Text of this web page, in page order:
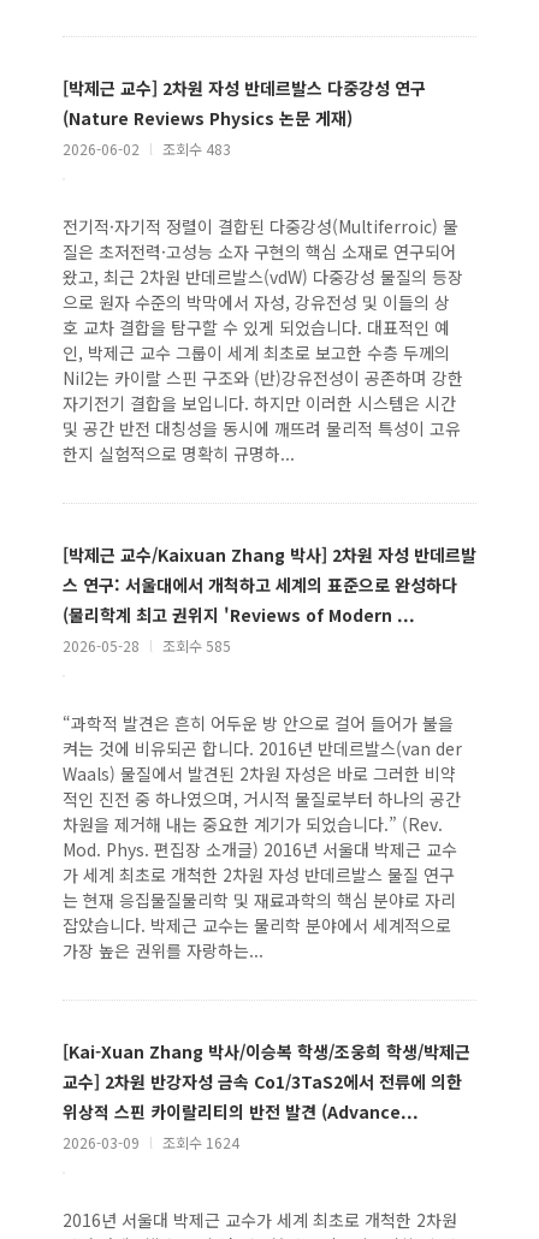
[박제근 교수] 2차원 자성 반데르발스 다중강성 연구
(Nature Reviews Physics 논문 게재)
2026-06-02 l 조회수 483
전기적·자기적 정렬이 결합된 다중강성(Multiferroic) 물
질은 초저전력·고성능 소자 구현의 핵심 소재로 연구되어
왔고, 최근 2차원 반데르발스(vdW) 다중강성 물질의 등장
으로 원자 수준의 박막에서 자성, 강유전성 및 이들의 상
호 교차 결합을 탐구할 수 있게 되었습니다. 대표적인 예
인, 박제근 교수 그룹이 세계 최초로 보고한 수층 두께의
NiI2는 카이랄 스핀 구조와 (반)강유전성이 공존하며 강한
자기전기 결합을 보입니다. 하지만 이러한 시스템은 시간
및 공간 반전 대칭성을 동시에 깨뜨려 물리적 특성이 고유
한지 실험적으로 명확히 규명하...
[박제근 교수/Kaixuan Zhang 박사] 2차원 자성 반데르발
스 연구: 서울대에서 개척하고 세계의 표준으로 완성하다
(물리학계 최고 권위지 'Reviews of Modern ...
2026-05-28 l 조회수 585
“과학적 발견은 흔히 어두운 방 안으로 걸어 들어가 불을
켜는 것에 비유되곤 합니다. 2016년 반데르발스(van der
Waals) 물질에서 발견된 2차원 자성은 바로 그러한 비약
적인 진전 중 하나였으며, 거시적 물질로부터 하나의 공간
차원을 제거해 내는 중요한 계기가 되었습니다.” (Rev.
Mod. Phys. 편집장 소개글) 2016년 서울대 박제근 교수
가 세계 최초로 개척한 2차원 자성 반데르발스 물질 연구
는 현재 응집물질물리학 및 재료과학의 핵심 분야로 자리
잡았습니다. 박제근 교수는 물리학 분야에서 세계적으로
가장 높은 권위를 자랑하는...
[Kai-Xuan Zhang 박사/이승복 학생/조웅희 학생/박제근
교수] 2차원 반강자성 금속 Co1/3TaS2에서 전류에 의한
위상적 스핀 카이랄리티의 반전 발견 (Advance...
2026-03-09 l 조회수 1624
2016년 서울대 박제근 교수가 세계 최초로 개척한 2차원